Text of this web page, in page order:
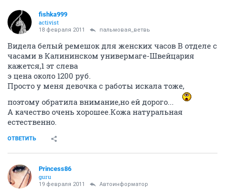
fishka999
activist
18 февраля 2011 пальмовая_ветвь
Видела белый ремешок для женских часов В отделе с
часами в Калининском универмаге-Швейцария
кажется,1 эт слева
э цена около 1200 руб.
Просто у меня девочка с работы искала тоже,
поэтому обратила внимание,но ей дорого...
А качество очень хорошее.Кожа натуральная
естественно.
ОТВЕТИТЬ
Princess86
guru
19 февраля 2011 Автоинформатор